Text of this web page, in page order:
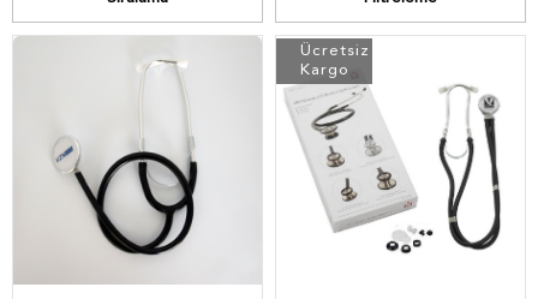
Ücretsiz
Kargo